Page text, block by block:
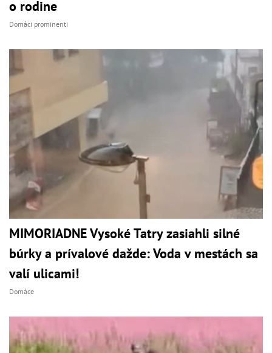
o rodine
Domáci prominenti
MIMORIADNE Vysoké Tatry zasiahli silné
búrky a prívalové dažde: Voda v mestách sa
valí ulicami!
Domáce